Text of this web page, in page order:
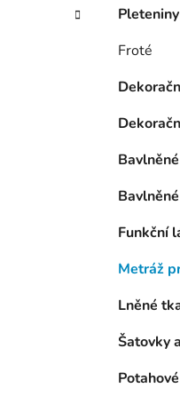
p
Froté
Funkční
Metráž
Lněné
Šatovky